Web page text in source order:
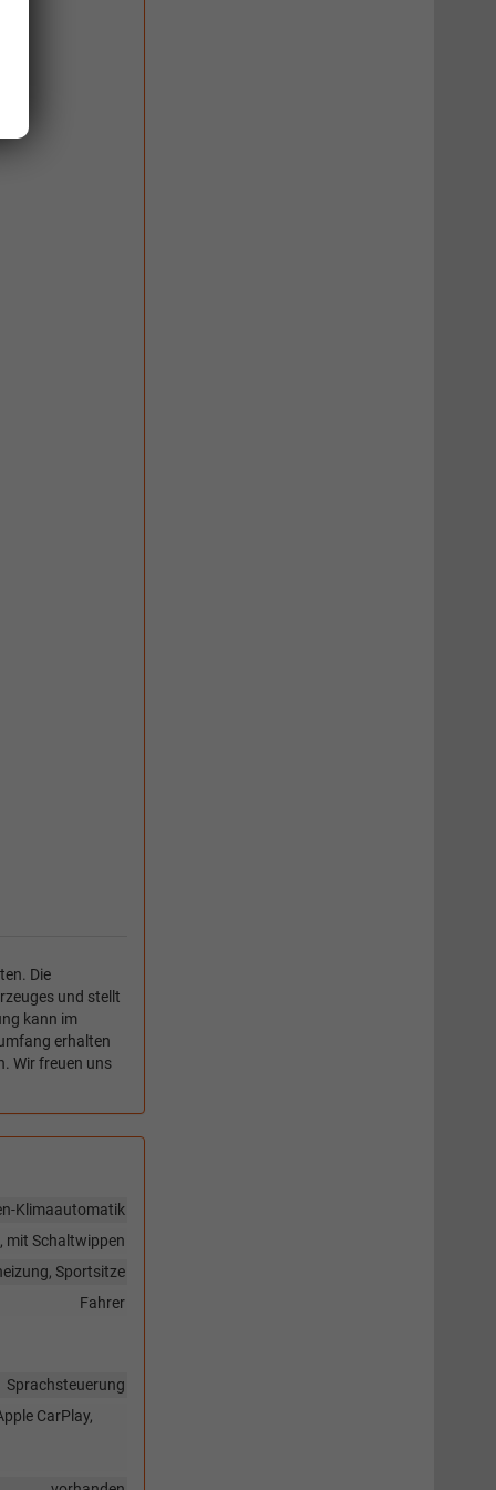
Die
und stellt
kann im
erhalten
Wir freuen uns
Klimaautomatik
mit Schaltwippen
Sportsitze
Fahrer
Sprachsteuerung
CarPlay,